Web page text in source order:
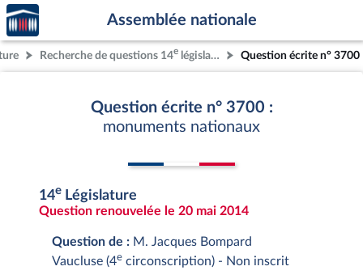
Aller au contenu
Aller en bas de la page
Accèder
à la
page
d'accueil
Assemblée nationale
Recherche de questions 14e législature Question écrite n° 3700
Question écrite n° 3700 :
monuments nationaux
14e Législature
Question renouvelée le 20 mai 2014
Question de : M. Jacques Bompard
Vaucluse (4e circonscription) - Non inscrit